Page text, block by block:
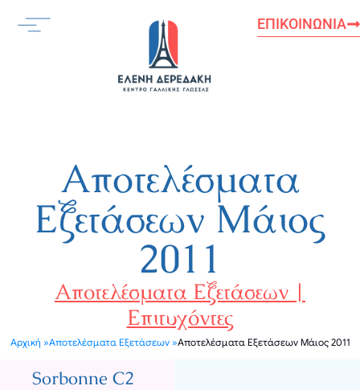
ΕΠΙΚΟΙΝΩΝΊΑ
Αποτελέσματα
Εξετάσεων Μάιος
2011
Αποτελέσματα Εξετάσεων |
Επιτυχόντες
Αρχική »Αποτελέσματα Εξετάσεων »Αποτελέσματα Εξετάσεων Μάιος 2011
Sorbonne C2